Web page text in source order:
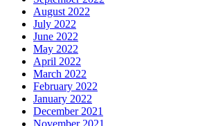
August 2022
July 2022
June 2022
May 2022
April 2022
March 2022
February 2022
January 2022
December 2021
November 2021